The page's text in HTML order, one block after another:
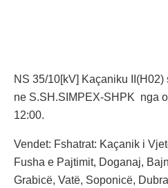
NS 35/10[kV] Kaçaniku
ne S.SH.SIMPEX-SHPK nga
12:00.
Vendet: Fshatrat: Kaçanik i
Fusha e Pajtimit, Doganaj,
Grabicë, Vatë, Soponicë,